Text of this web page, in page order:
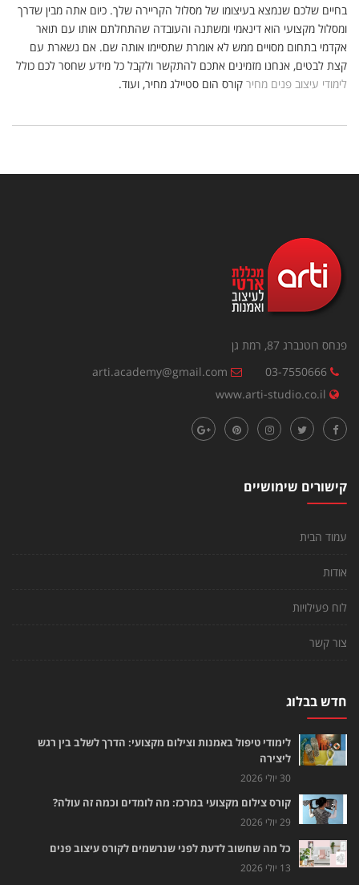
בחיים שלכם שנמצא בעיצומו של מסלול הקריירה שלך. כיום אתה מבין שדרך
ומסלול מקצועי הוא דינאמי ומשתנה והעובדה שהתחלתם אותו עם תואר
אקדמי בתחום מסויים ממש לא אומרת שתסיימו אותה שם. אם נשארת עם
קצת לבטים, אנחנו מזמינים אתכם להתקשר ולקבל כל מידע שחסר לכם כולל
לימודי עיצוב פנים מחיר קורס הום סטיילג מחיר, ועוד.
פנחס רוטנברג 87, רמת גן
03-7550666
arti.academy@gmail.com
www.arti-studio.co.il
קישורים שימושיים
עמוד הבית
אודות
לוח פעילויות
צור קשר
חדש בבלוג
לימודי טיפול באמנות וצילום מקצועי: הדרך לשלב בין רגש
ליצירה
30 יולי 2026
קורס צילום מקצועי במרכז: מה לומדים וכמה זה עולה?
29 יולי 2026
כל מה שחשוב לדעת לפני שנרשמים לקורס עיצוב פנים
13 יולי 2026